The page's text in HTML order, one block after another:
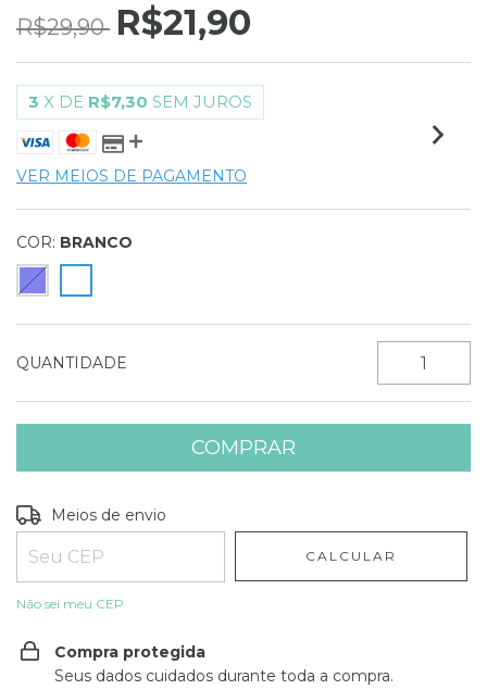
R$29,90 R$21,90
3 X DE R$7,30 SEM JUROS
VER MEIOS DE PAGAMENTO
COR: BRANCO
QUANTIDADE
Entregas para o CEP:
Meios de envio
CALCULAR
Não sei meu CEP
Compra protegida
Seus dados cuidados durante toda a compra.